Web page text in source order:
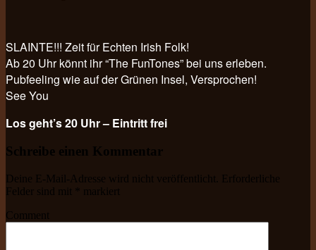
SLAINTE!!! Zeit für Echten Irish Folk!
Ab 20 Uhr könnt ihr “The FunTones” bei uns erleben.
Pubfeeling wie auf der Grünen Insel, Versprochen!
See You
Los geht’s 20 Uhr – Eintritt frei
Schreibe einen Kommentar
Deine E-Mail-Adresse wird nicht veröffentlicht.
Erforderliche
Felder sind mit
markiert
Comment